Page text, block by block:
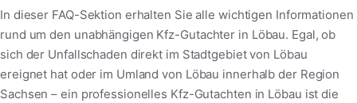
In dieser FAQ-Sektion erhalten Sie alle wichtigen Informationen
rund um den unabhängigen Kfz-Gutachter in Löbau. Egal, ob
sich der Unfallschaden direkt im Stadtgebiet von Löbau
ereignet hat oder im Umland von Löbau innerhalb der Region
Sachsen – ein professionelles Kfz-Gutachten in Löbau ist die